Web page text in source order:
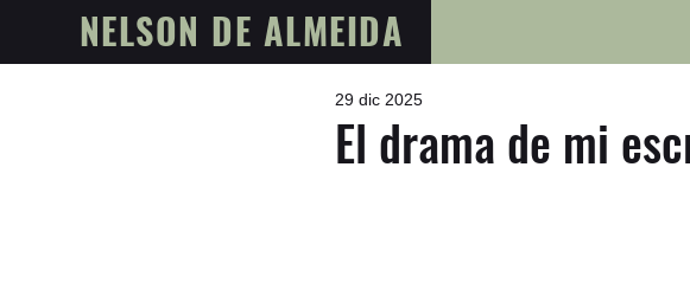
NELSON DE ALMEIDA
El drama de mi
29 dic 2025